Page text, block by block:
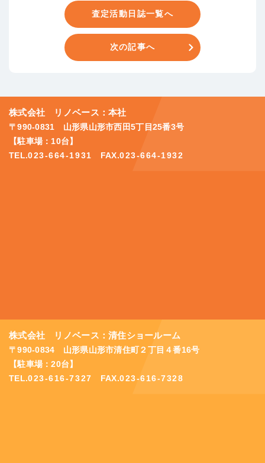
査定活動日誌一覧へ
次の記事へ
株式会社 リノベース：本社
〒990-0831 山形県山形市西田5丁目25番3号
【駐車場：10台】
TEL.023-664-1931 FAX.023-664-1932
株式会社 リノベース：清住ショールーム
〒990-0834 山形県山形市清住町２丁目４番16号
【駐車場：20台】
TEL.023-616-7327 FAX.023-616-7328